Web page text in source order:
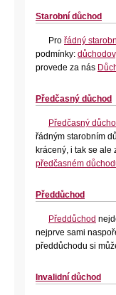
Starobní důchod
Pro řádný
podmínky:
provede za nás
Předčasný důchod
Předčasný
řádným starobním
krácený, i tak se ale
předčasném
Předdůchod
Předdůchod
nejprve sami
předdůchodu si
Invalidní důchod